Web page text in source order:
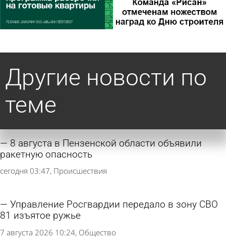
Другие новости по
теме
8 августа в Пензенской области объявили
ракетную опасность
сегодня 03:47 Происшествия
Управление Росгвардии передало в зону СВО
81 изъятое ружье
7 августа 2026 10:24 Общество